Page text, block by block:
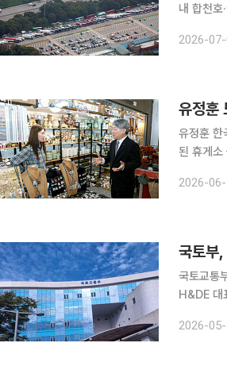
내 합천호
사 포인트
2026-
유정훈
유정훈 한
된 휴게소
로 전남
2026-
국토부
국토교통
H&DE 대표 등을
이다
2026-